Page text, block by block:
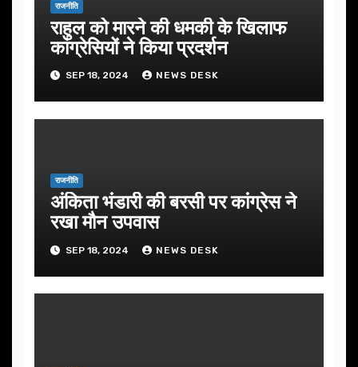
राजनीति
राहुल को मारने की धमकी के खिलाफ
कांग्रेसियों ने किया प्रदर्शन
SEP 18, 2024 NEWS DESK
राजनीति
अंकिता भंडारी की बरसी पर कांग्रेस ने
रखा मौन उपवास
SEP 18, 2024 NEWS DESK